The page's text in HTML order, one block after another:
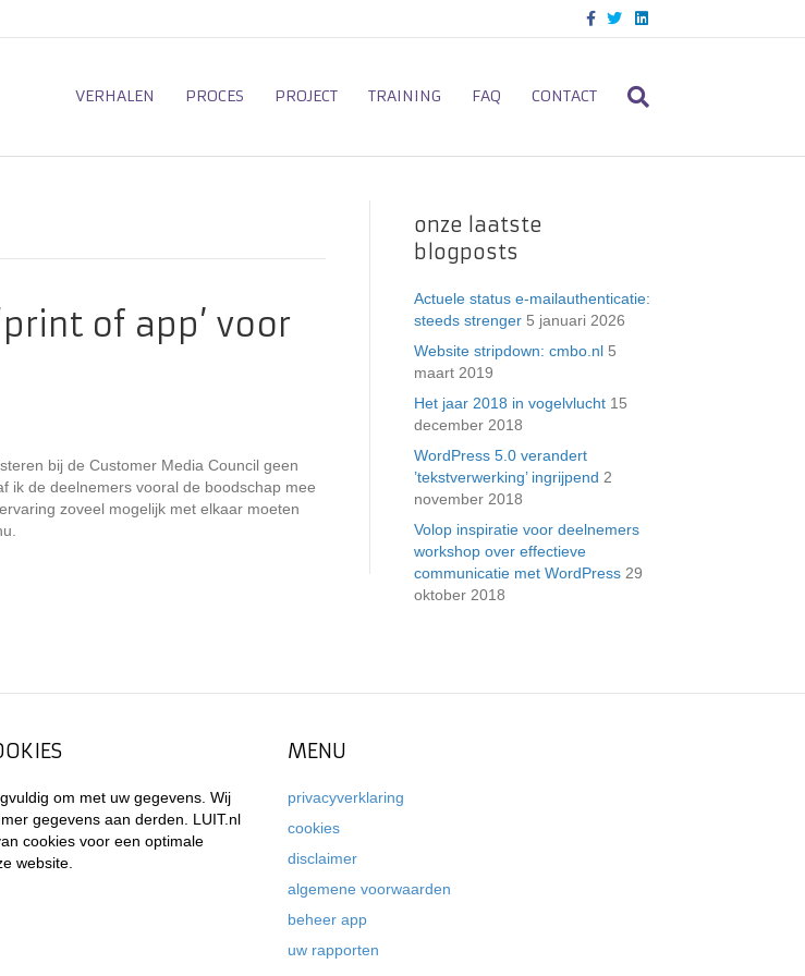
c
o
o
T
i
e
L
n
d
VERHALEN PROCES PROJECT TRAINING FAQ CONTACT
of app’ voor
bij de Customer Media Council geen
ik de deelnemers vooral de boodschap mee
zoveel mogelijk met elkaar moeten
onze laatste
blogposts
Actuele status e-mailauthenticatie:
steeds strenger 5 januari 2026
Website stripdown: cmbo.nl 5
maart 2019
Het jaar 2018 in vogelvlucht 15
december 2018
WordPress 5.0 verandert
’tekstverwerking’ ingrijpend 2
november 2018
Volop inspiratie voor deelnemers
workshop over effectieve
communicatie met WordPress 29
oktober 2018
om met uw gegevens. Wij
gegevens aan derden. LUIT.nl
cookies voor een optimale
website.
MENU
privacyverklaring
cookies
disclaimer
algemene voorwaarden
beheer app
uw rapporten